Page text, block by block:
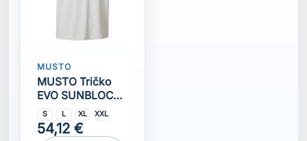
MUSTO
MUSTO Tričko
EVO SUNBLOCK
SS TEE 2.0 sivá
S L XL XXL
54,12 €